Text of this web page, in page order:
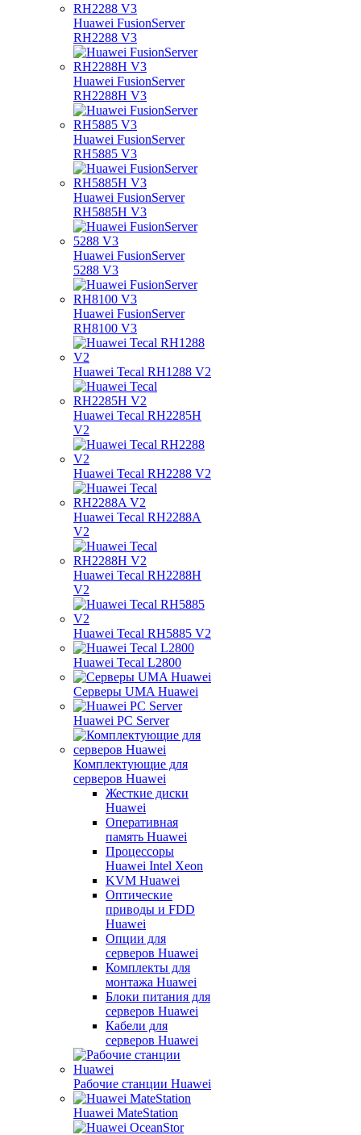
Huawei FusionServer
RH2288 V3
Huawei FusionServer
RH2288H V3
Huawei FusionServer
RH5885 V3
Huawei FusionServer
RH5885H V3
Huawei FusionServer
5288 V3
Huawei FusionServer
RH8100 V3
Huawei Tecal RH1288 V2
Huawei Tecal RH2285H
V2
Huawei Tecal RH2288 V2
Huawei Tecal RH2288A
V2
Huawei Tecal RH2288H
V2
Huawei Tecal RH5885 V2
Huawei Tecal L2800
Серверы UMA Huawei
Huawei PC Server
Комплектующие для
серверов Huawei
Жесткие диски
Huawei
Оперативная
память Huawei
Процессоры
Huawei Intel Xeon
KVM Huawei
Оптические
приводы и FDD
Huawei
Опции для
серверов Huawei
Комплекты для
монтажа Huawei
Блоки питания для
серверов Huawei
Кабели для
серверов Huawei
Рабочие станции Huawei
Huawei MateStation